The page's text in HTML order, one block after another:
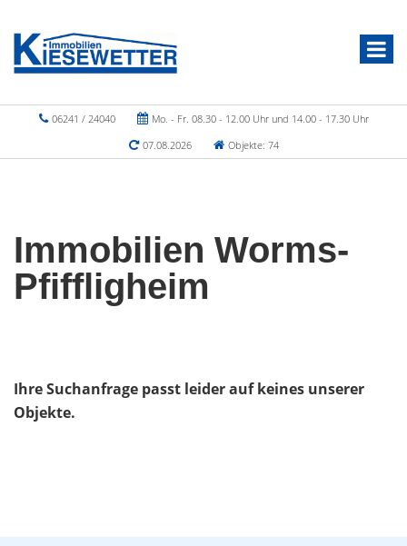
06241 / 24040
Mo. - Fr. 08.30 - 12.00 Uhr und 14.00 - 17.30 Uhr
07.08.2026
Objekte: 74
Immobilien Worms-
Pfiffligheim
Ihre Suchanfrage passt leider auf keines unserer
Objekte.